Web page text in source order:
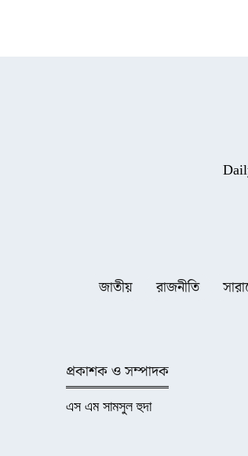
জাতীয় রাজনীতি
প্রকাশক ও সম্পাদক
এস এম সামসুল হুদা